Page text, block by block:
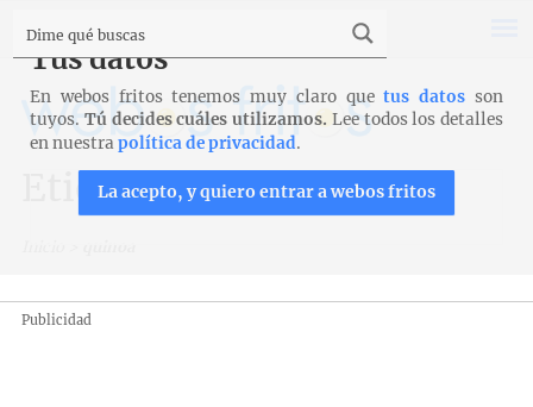
Etiqueta: quinoa
Publicidad
Tus datos
En webos fritos tenemos muy claro quetus datos son
tuyos. Tú decides cuáles utilizamos. Lee todos los detalles
en nuestrapolítica de privacidad.
La acepto, y quiero entrar a webos fritos